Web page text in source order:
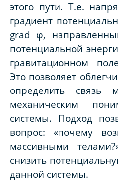
этого пути. Т.е.
градиент
grad φ,
потенциальной
гравитационном
Это позволяет
определить связь
механическим
системы. Подход
вопрос: «почему
массивными
снизить
данной системы.